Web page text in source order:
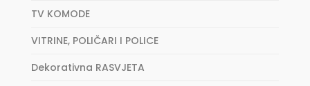
TV KOMODE
VITRINE, POLIČARI I POLICE
Dekorativna RASVJETA